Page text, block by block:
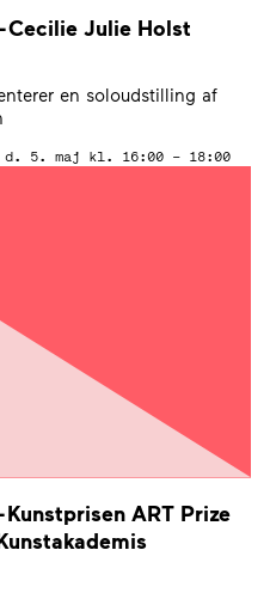
Julie Holst
en soloudstilling af
5. maj kl. 16:00 – 18:00
ARTPrize